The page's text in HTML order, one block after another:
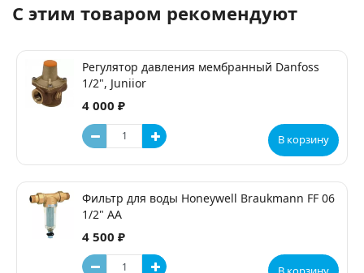
С этим товаром рекомендуют
Регулятор давления мембранный Danfoss
1/2", Juniior
4 000 ₽
В корзину
Фильтр для воды Honeywell Braukmann FF 06
1/2" АА
4 500 ₽